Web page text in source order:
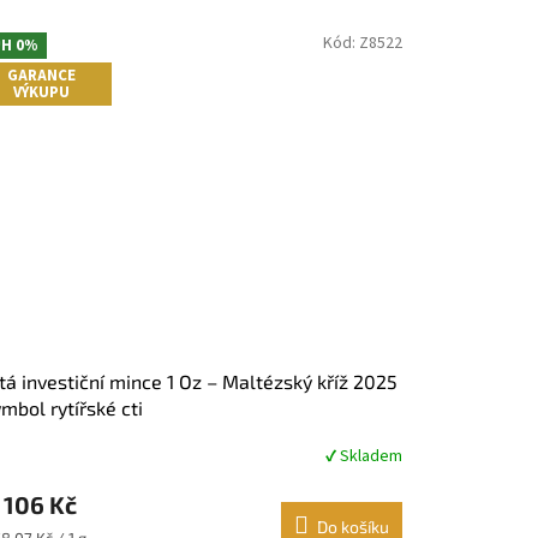
0%
GARANCE
VÝKUPU
investiční mince 1 Oz – Maltézský kříž 2025
rytířské cti
✔ Skladem
Kč
Do košíku
Kód: Z8522